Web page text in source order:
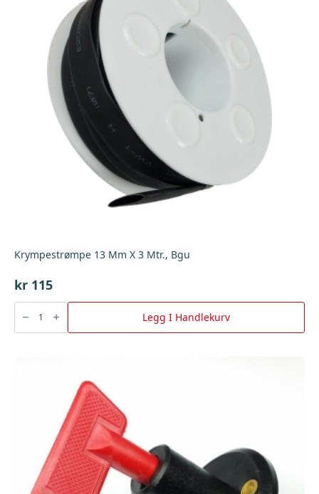
Krympestrømpe 13 Mm X 3 Mtr., Bgu
kr 115
Krympestrømpe
Mm
X
Legg I Handlekurv